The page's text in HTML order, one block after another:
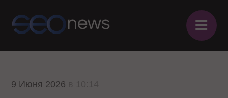
≡
9 Июня 2026